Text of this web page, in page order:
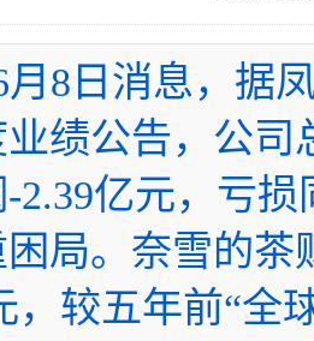
月8日消息，据
业绩公告，公司
2.39亿元，亏
局。奈雪的茶
，较五年前“全